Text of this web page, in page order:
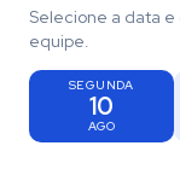
Selecione a data
equipe.
SEGUNDA
10
AGO